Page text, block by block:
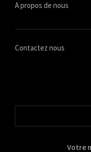
A propos de nous
Contactez nous
Votre